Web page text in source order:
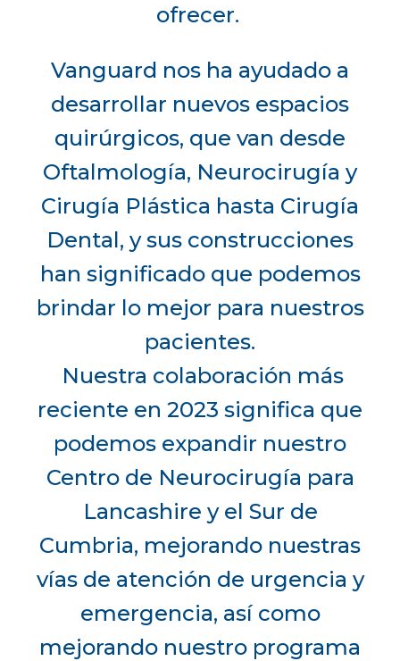
ofrecer.
Vanguard nos ha ayudado a
desarrollar nuevos espacios
quirúrgicos, que van desde
Oftalmología, Neurocirugía y
Cirugía Plástica hasta Cirugía
Dental, y sus construcciones
han significado que podemos
brindar lo mejor para nuestros
pacientes.
Nuestra colaboración más
reciente en 2023 significa que
podemos expandir nuestro
Centro de Neurocirugía para
Lancashire y el Sur de
Cumbria, mejorando nuestras
vías de atención de urgencia y
emergencia, así como
mejorando nuestro programa